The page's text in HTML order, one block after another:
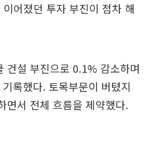
어졌던 투자 부진이 점차 해
건설 부진으로 0.1% 감소하며
록했다. 토목부문이 버텼지
면서 전체 흐름을 제약했다.